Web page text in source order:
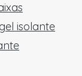
isolante